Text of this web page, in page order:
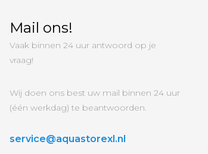
Mail ons!
Vaak binnen 24 uur antwoord op je
vraag!
Wij doen ons best uw mail binnen 24 uur
(één werkdag) te beantwoorden.
service@aquastorexl.nl